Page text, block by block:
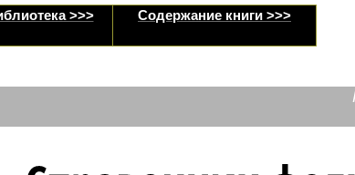
>>> Содержание книги >>>